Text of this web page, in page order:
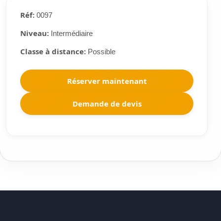
Réf:0097
Niveau:Intermédiaire
Classe à distance:Possible
Réserver maintenant
Demande de devis